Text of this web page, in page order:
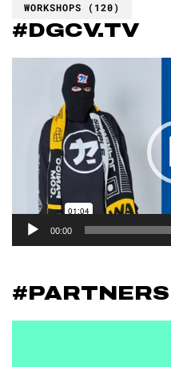
WORKSHOPS (120)
#DGCV.TV
Reproductor
00:00
#PARTNERS